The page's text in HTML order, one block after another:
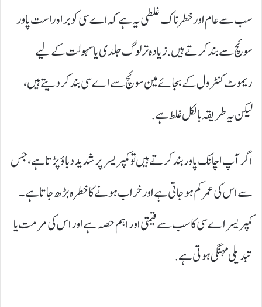
سب سے عام اور خطرناک غلطی یہ ہے کہ اے سی کو براہ راست پاور
سوئچ سے بند کرتے ہیں . زیادہ تر لوگ جلدی یا سہولت کے لیے
ریموٹ کنٹرول کے بجائے مین سوئچ سے اے سی بند کر دیتے ہیں،
لیکن یہ طریقہ بالکل غلط ہے.
اگر آپ اچانک پاور بند کرتے ہیں تو کمپریسر پر شدید دباؤ پڑتا ہے، جس
سے اس کی عمر کم ہو جاتی ہے اور خراب ہونے کا خطرہ بڑھ جاتا ہے۔
کمپریسر اے سی کا سب سے قیمتی اور اہم حصہ ہے اور اس کی مرمت یا
تبدیلی مہنگی ہوتی ہے.